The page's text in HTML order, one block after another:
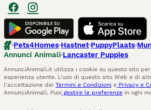
Pets4Homes Hastnet PuppyPlaats
Annunci Animali Lancaster Puppies
AnnunciAnimali.it utilizza i cookie su questo sito
esperienza utente. L'uso di questo sito Web e di
l'accettazione dei Termini e Condizioni e Privacy e
AnnunciAnimali. Puoi gestire le preferenze in ogni